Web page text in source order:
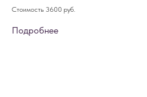
Стоимость 3600 руб.
Подробнее